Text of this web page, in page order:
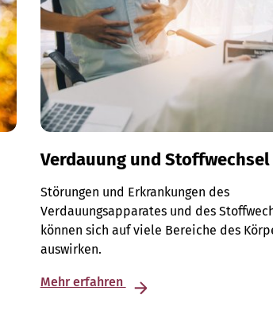
Verdauung und Stoffwechsel
Störungen und Erkrankungen des
Verdauungsapparates und des
können sich auf viele Bereiche des
auswirken.
Mehr erfahren